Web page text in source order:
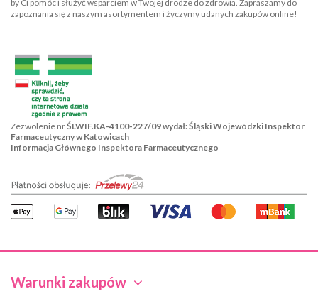
Warunki zakupów
by Ci pomóc i służyć wsparciem w Twojej drodze do zdrowia. Zapraszamy do
zapoznania się z naszym asortymentem i życzymy udanych zakupów online!
Zezwolenie nrŚLWIF.KA-4100-227/09 wydał: Śląski Wojewódzki Inspektor
Farmaceutyczny w Katowicach
Informacja Głównego Inspektora Farmaceutycznego